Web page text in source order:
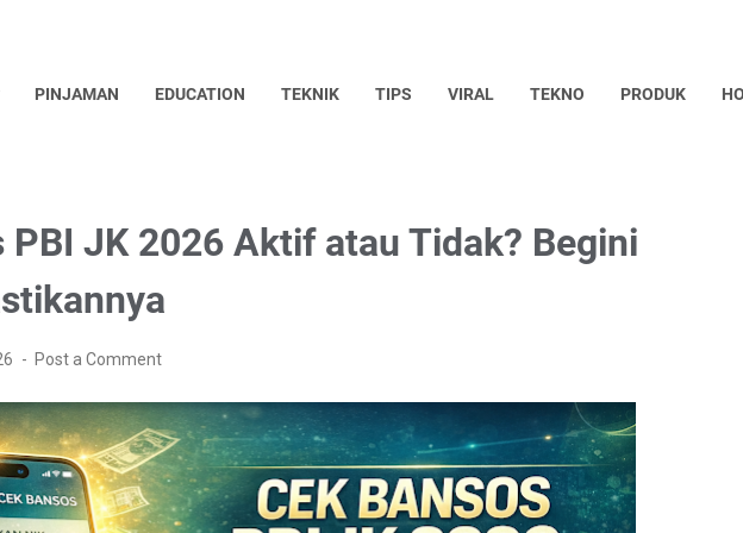
PINJAMAN EDUCATION TEKNIK TIPS VIRAL TEKNO PRODUK
PBI JK 2026 Aktif atau Tidak? Begini
Post a Comment